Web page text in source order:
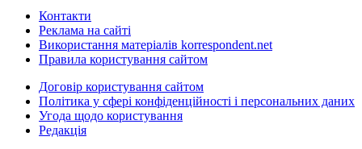
Контакти
Реклама на сайті
Використання матеріалів korrespondent.net
Правила користування сайтом
Договір користування сайтом
Політика у сфері конфіденційності і персональних даних
Угода щодо користування
Редакція